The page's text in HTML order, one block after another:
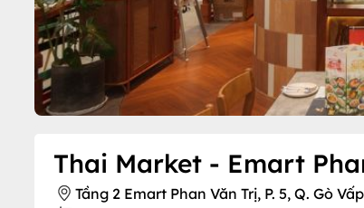
Thai Market - Emart
Tầng 2 Emart Phan Văn Trị, P. 5, Q. Gò Vấp